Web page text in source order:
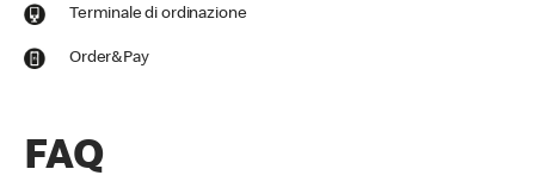
Terminale di ordinazione
Order&Pay
FAQ